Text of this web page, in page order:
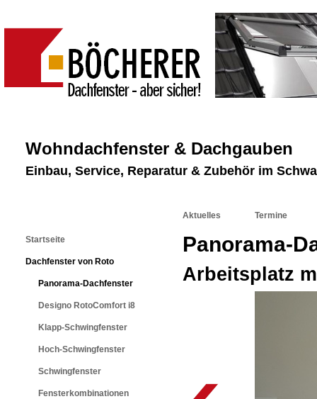
Wohndachfenster & Dachgauben
Einbau, Service, Reparatur & Zubehör im
Startseite
Dachfenster von Roto
Panorama-Dachfenster
Designo RotoComfort i8
Klapp-Schwingfenster
Hoch-Schwingfenster
Schwingfenster
Fensterkombinationen
Aktuelles Termine
Panorama-
Arbeitsplatz